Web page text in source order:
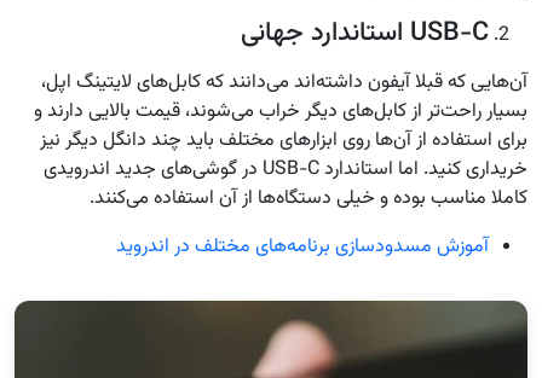
USB-C استاندارد جهانی
آن‌هایی که قبلا آیفون داشته‌اند می‌دانند که کابل‌های لایتینگ اپل،
بسیار راحت‌تر از کابل‌های دیگر خراب می‌شوند، قیمت بالایی دارند و
برای استفاده از آن‌ها روی ابزارهای مختلف باید چند دانگل دیگر نیز
خریداری کنید. اما استاندارد USB-C در گوشی‌های جدید اندرویدی
کاملا مناسب بوده و خیلی دستگاه‌ها از آن استفاده می‌کنند.
آموزش مسدودسازی برنامه‌های مختلف در اندروید